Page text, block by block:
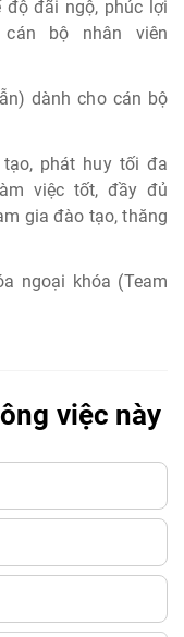
độ đãi ngộ, phúc lợi
bộ nhân viên
dành cho cán bộ
phát huy tối đa
việc tốt, đầy đủ
gia đào tạo, thăng
ngoại khóa (Team
việc này